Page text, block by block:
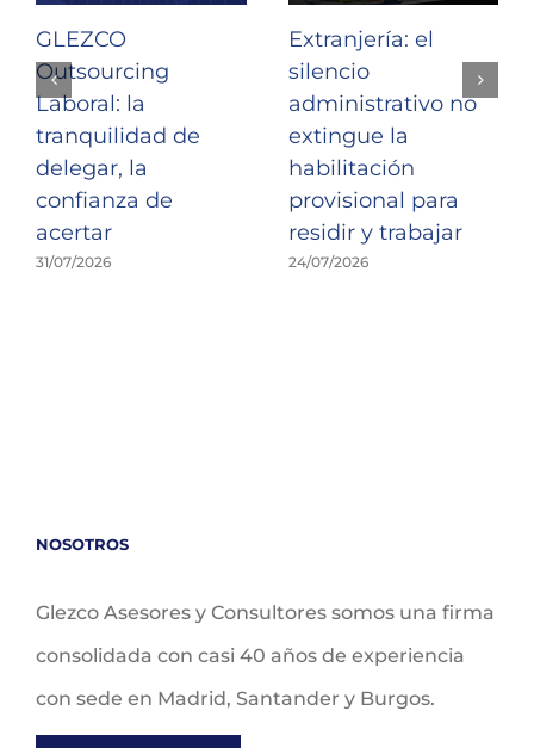
GLEZCO
Outsourcing
Laboral: la
tranquilidad de
delegar, la
confianza de
acertar
31/07/2026
Extranjería: el
silencio
administrativo no
extingue la
habilitación
provisional para
residir y trabajar
24/07/2026
NOSOTROS
Glezco Asesores y Consultores somos una firma
consolidada con casi 40 años de experiencia
con sede en Madrid, Santander y Burgos.